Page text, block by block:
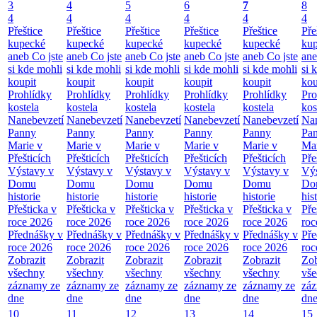
3
4
Přeštice
kupecké
aneb Co jste
si kde mohli
koupit
Prohlídky
kostela
Nanebevzetí
Panny
Marie v
Přešticích
Výstavy v
Domu
historie
Přešticka v
roce 2026
Přednášky v
roce 2026
Zobrazit
všechny
záznamy ze
dne
4
4
Přeštice
kupecké
aneb Co jste
si kde mohli
koupit
Prohlídky
kostela
Nanebevzetí
Panny
Marie v
Přešticích
Výstavy v
Domu
historie
Přešticka v
roce 2026
Přednášky v
roce 2026
Zobrazit
všechny
záznamy ze
dne
5
4
Přeštice
kupecké
aneb Co jste
si kde mohli
koupit
Prohlídky
kostela
Nanebevzetí
Panny
Marie v
Přešticích
Výstavy v
Domu
historie
Přešticka v
roce 2026
Přednášky v
roce 2026
Zobrazit
všechny
záznamy ze
dne
6
4
Přeštice
kupecké
aneb Co jste
si kde mohli
koupit
Prohlídky
kostela
Nanebevzetí
Panny
Marie v
Přešticích
Výstavy v
Domu
historie
Přešticka v
roce 2026
Přednášky v
roce 2026
Zobrazit
všechny
záznamy ze
dne
7
4
Přeštice
kupecké
aneb Co jste
si kde mohli
koupit
Prohlídky
kostela
Nanebevzetí
Panny
Marie v
Přešticích
Výstavy v
Domu
historie
Přešticka v
roce 2026
Přednášky v
roce 2026
Zobrazit
všechny
záznamy ze
dne
8
4
si
dne
10
11
12
13
14
15